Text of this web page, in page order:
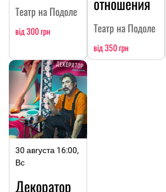
Театр на Подоле
від 300 грн Театр на Подоле
від 350 грн
30 августа 16:00,
Вс
Декоратор